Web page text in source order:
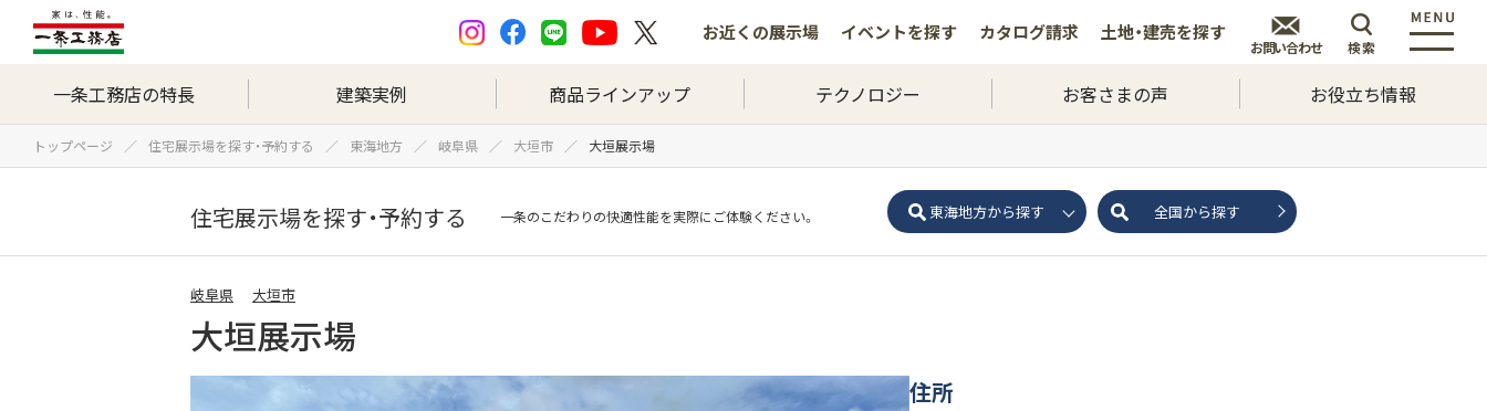
お近くの展示場 イベントを探す カタログ請求 土地・建売を探す
お問い合わせ 検索
一条工務店の特長 建築実例 商品ラインアップ テクノロジー お客さまの声 お役立ち情報
トップページ 住宅展示場を探す・予約する 東海地方 岐阜県 大垣市 大垣展示場
住宅展示場を探す・予約する 一条のこだわりの快適性能を実際にご体験ください。 東海地方から探す 全国から探す
岐阜県 大垣市
大垣展示場
住所